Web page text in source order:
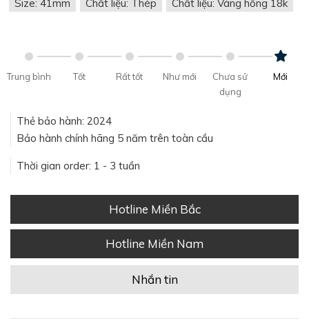
Size: 41mm Chất liệu: Thép Chất liệu: Vàng hồng 18k
Trung bình Tốt Rất tốt Như mới
Chưa sử
dụng
Mới
Thẻ bảo hành: 2024
Bảo hành chính hãng 5 năm trên toàn cầu
Thời gian order: 1 - 3 tuần
Hotline Miền Bắc
Hotline Miền Nam
Nhắn tin